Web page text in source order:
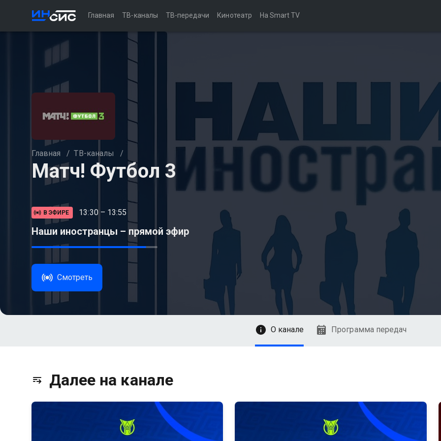
Главная ТВ-каналы ТВ-передачи Кинотеатр На Smart TV
Главная / ТВ-каналы /
Матч! Футбол 3
В ЭФИРЕ 13:30 – 13:55
Наши иностранцы – прямой эфир
Смотреть
О канале Программа передач
Далее на канале